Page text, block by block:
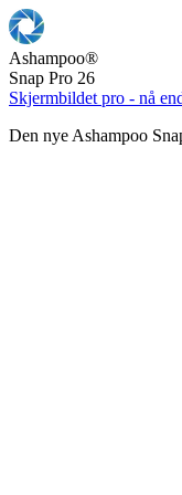
Ashampoo®
Snap Pro 26
Skjermbildet pro - nå
Den nye Ashampoo